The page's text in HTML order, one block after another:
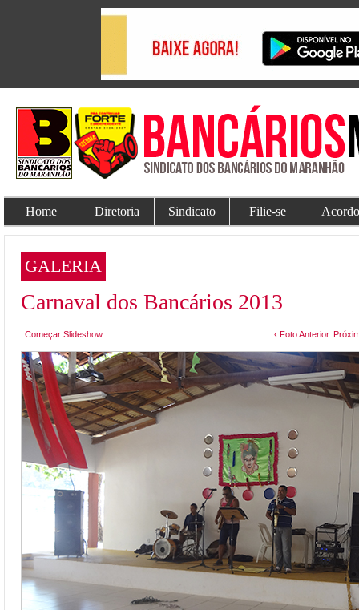
Home Diretoria Sindicato Filie-se
GALERIA
Carnaval dos Bancários 2013
Começar Slideshow ‹ Foto Anterior